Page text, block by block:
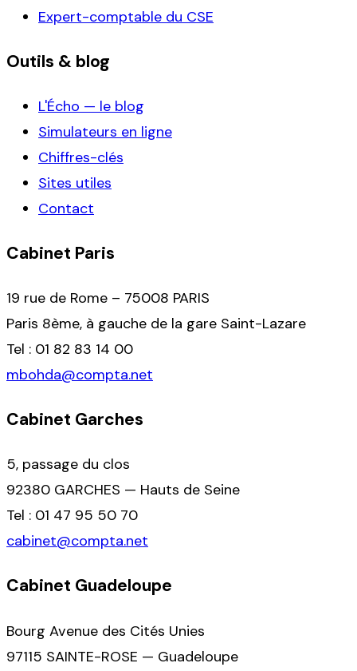
Expert-comptable du CSE
Outils & blog
L'Écho — le blog
Simulateurs en ligne
Chiffres-clés
Sites utiles
Contact
Cabinet Paris
19 rue de Rome – 75008 PARIS
Paris 8ème, à gauche de la gare Saint-Lazare
Tel : 01 82 83 14 00
mbohda@compta.net
Cabinet Garches
5, passage du clos
92380 GARCHES — Hauts de Seine
Tel : 01 47 95 50 70
cabinet@compta.net
Cabinet Guadeloupe
Bourg Avenue des Cités Unies
97115 SAINTE-ROSE — Guadeloupe